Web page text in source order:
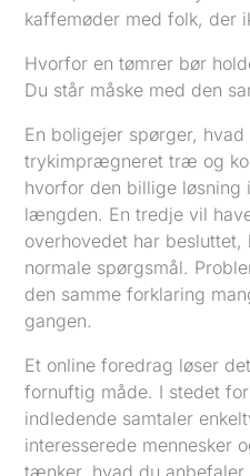
kaffemøder med folk, der
Hvorfor en tømrer bør
Du står måske med den
En boligejer spørger,
trykimprægneret træ og
hvorfor den billige
længden. En tredje vil
overhovedet har
normale spørgsmål.
den samme forklaring
gangen.
Et online foredrag løser
fornuftig måde. I stedet
indledende samtaler
interesserede mennesker
tænker, hvad du